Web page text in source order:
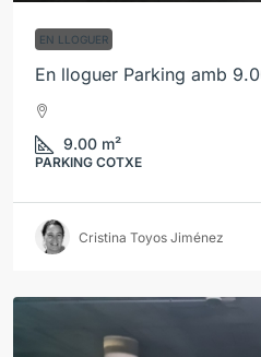
EN LLOGUER
En lloguer Parking amb
9.00 m²
PARKING COTXE
Cristina Toyos Jiménez